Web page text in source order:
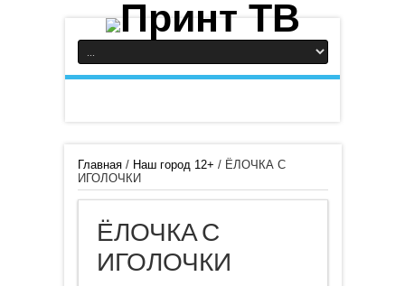
Главная/ Наш город 12+ / ЁЛОЧКА С
ИГОЛОЧКИ
ЁЛОЧКА С
ИГОЛОЧКИ